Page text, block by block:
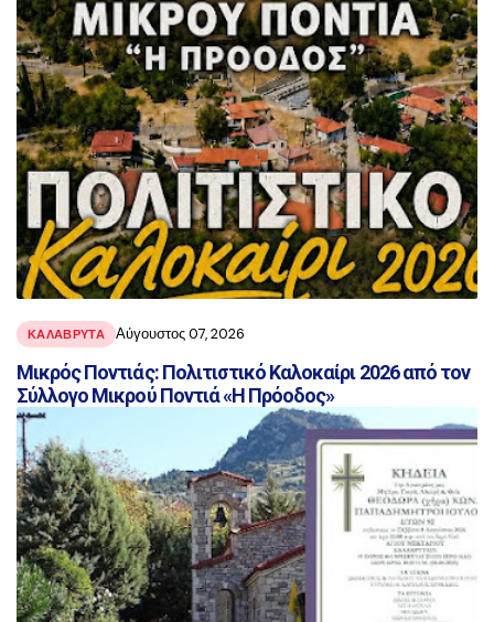
ΚΑΛΑΒΡΥΤΑ Αύγουστος 07, 2026
Μικρός Ποντιάς: Πολιτιστικό Καλοκαίρι 2026 από τον
Σύλλογο Μικρού Ποντιά «Η Πρόοδος»